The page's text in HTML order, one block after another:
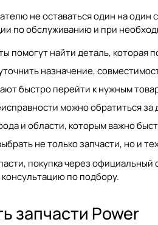
не оставаться один на один
по обслуживанию и при
помогут найти деталь, которая
назначение,
быстро перейти к нужным
можно обратиться за
и области, которым важно
не только запчасти, но и
покупка через официальный
по подбору.
запчасти Power